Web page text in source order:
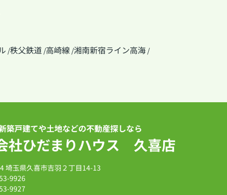
/秩父鉄道 /高崎線 /湘南新宿ライン高海 /
築戸建てや土地などの不動産探しなら
社ひだまりハウス 久喜店
埼玉県久喜市吉羽２丁目14-13
9926
9927